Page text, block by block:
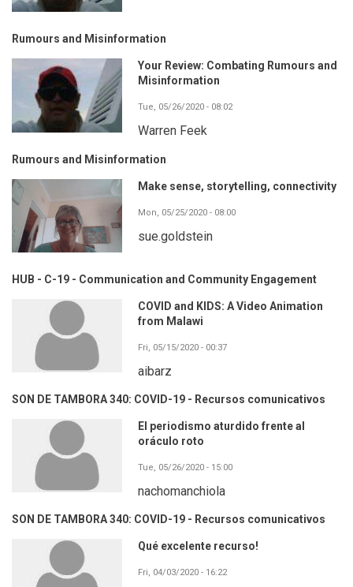
Rumours and Misinformation
Your Review: Combating Rumours and
Misinformation
Tue, 05/26/2020 - 08:02
Warren Feek
Rumours and Misinformation
Make sense, storytelling, connectivity
Mon, 05/25/2020 - 08:00
sue.goldstein
HUB - C-19 - Communication and Community Engagement
COVID and KIDS: A Video Animation
from Malawi
Fri, 05/15/2020 - 00:37
aibarz
SON DE TAMBORA 340: COVID-19 - Recursos comunicativos
El periodismo aturdido frente al
oráculo roto
Tue, 05/26/2020 - 15:00
nachomanchiola
SON DE TAMBORA 340: COVID-19 - Recursos comunicativos
Qué excelente recurso!
Fri, 04/03/2020 - 16:22